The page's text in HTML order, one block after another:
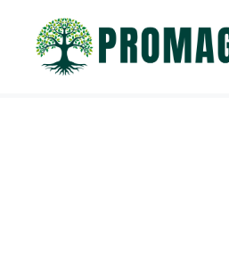
contenido